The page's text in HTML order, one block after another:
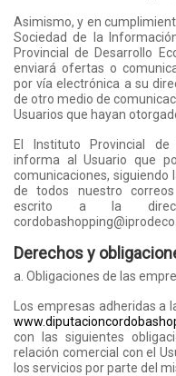
Asimismo, y en
Sociedad de la
Provincial de Desarrollo
enviará ofertas o
por vía electrónica a su
de otro medio de
Usuarios que hayan
El Instituto Provincial de
informa al Usuario que
comunicaciones, siguiendo
de todos nuestro
escrito a la
Derechos y
a. Obligaciones de las
Los empresas adheridas
con las siguientes
relación comercial con el
los servicios por parte del